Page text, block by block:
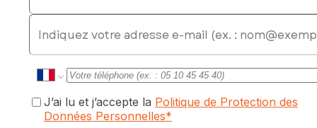
commercial immatriculé au RSAC de Toulouse sous le
numéro 934348947
E-mail
J’ai lu et j’accepte la Politique de Protection des
Données Personnelles*